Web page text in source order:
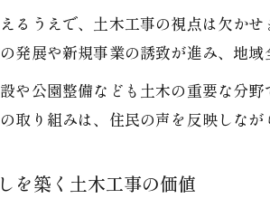
るうえで、土木工事の視点は欠か
発展や新規事業の誘致が進み、地域
や公園整備なども土木の重要な分
取り組みは、住民の声を反映しな
を築く土木工事の価値